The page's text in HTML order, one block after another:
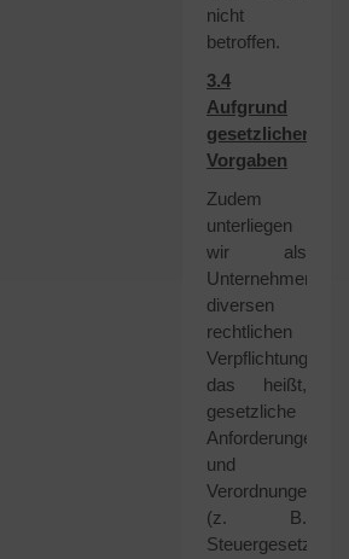
nicht
betroffen.
3.4
Aufgrund
gesetzlicher
Vorgaben
Zudem
unterliegen
wir als
Unternehmen
diversen
rechtlichen
Verpflichtungen,
das heißt,
gesetzliche
Anforderungen
und
Verordnungen
(z. B.